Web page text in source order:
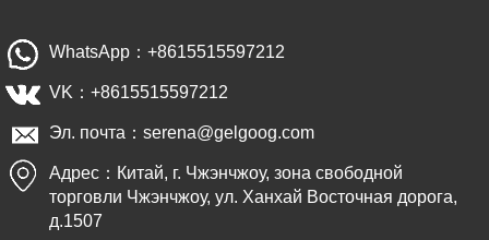
WhatsApp：+8615515597212
VK：+8615515597212
Эл. почта：serena@gelgoog.com
Адрес：Китай, г. Чжэнчжоу, зона свободной
торговли Чжэнчжоу, ул. Ханхай Восточная дорога,
д.1507